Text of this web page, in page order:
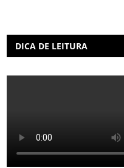
DICA DE LEITURA